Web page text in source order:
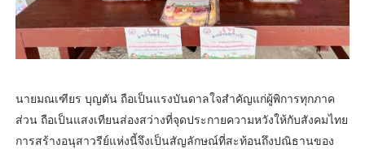
นายมณเฑียร บุญตัน ถือเป็นแรงบันดาลใจสำคัญแก่ผู้พิการทุกภาค
ส่วน ถือเป็นแสงเทียนส่องสว่างที่จุดประกายความหวังให้กับสังคมไทย
การสร้างอนุสาวรีย์แห่งนี้จึงเป็นสัญลักษณ์ที่สะท้อนถึงปณิธานของ